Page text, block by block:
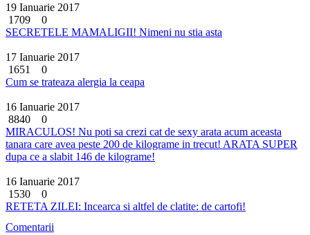
19 Ianuarie 2017
1709
0
SECRETELE MAMALIGII! Nimeni nu stia asta
17 Ianuarie 2017
1651
0
Cum se trateaza alergia la ceapa
16 Ianuarie 2017
8840
0
MIRACULOS! Nu poti sa crezi cat de sexy arata acum aceasta
tanara care avea peste 200 de kilograme in trecut! ARATA SUPER
dupa ce a slabit 146 de kilograme!
16 Ianuarie 2017
1530
0
RETETA ZILEI: Incearca si altfel de clatite: de cartofi!
Comentarii